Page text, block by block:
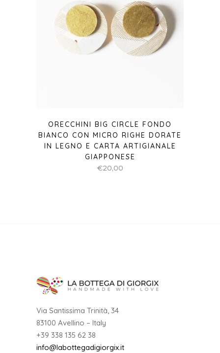
ORECCHINI BIG CIRCLE FONDO
BIANCO CON MICRO RIGHE DORATE
IN LEGNO E CARTA ARTIGIANALE
GIAPPONESE
€20,00
Via Santissima Trinità, 34
83100 Avellino – Italy
+39 338 135 62 38
info@labottegadigiorgix.it